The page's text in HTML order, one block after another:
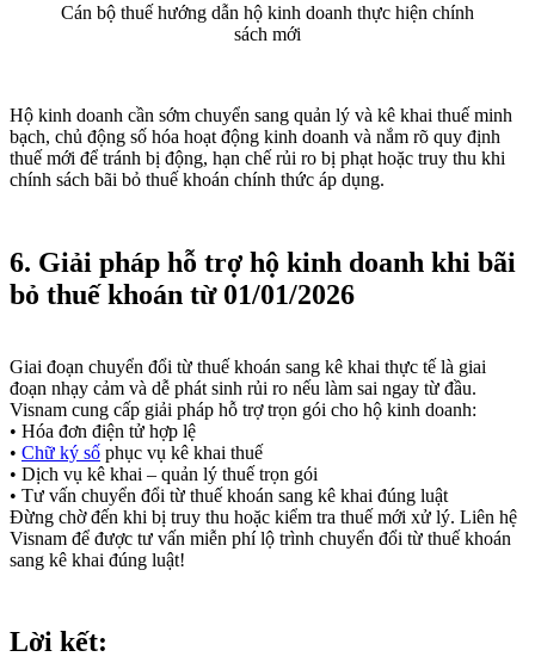
Cán bộ thuế hướng dẫn hộ kinh doanh thực hiện chính
sách mới
Hộ kinh doanh cần sớm chuyển sang quản lý và kê khai thuế minh
bạch, chủ động số hóa hoạt động kinh doanh và nắm rõ quy định
thuế mới để tránh bị động, hạn chế rủi ro bị phạt hoặc truy thu khi
chính sách bãi bỏ thuế khoán chính thức áp dụng.
6. Giải pháp hỗ trợ hộ kinh doanh khi bãi
bỏ thuế khoán từ 01/01/2026
Giai đoạn chuyển đổi từ thuế khoán sang kê khai thực tế là giai
đoạn nhạy cảm và dễ phát sinh rủi ro nếu làm sai ngay từ đầu.
Visnam cung cấp giải pháp hỗ trợ trọn gói cho hộ kinh doanh:
• Hóa đơn điện tử hợp lệ
• Chữ ký số phục vụ kê khai thuế
• Dịch vụ kê khai – quản lý thuế trọn gói
• Tư vấn chuyển đổi từ thuế khoán sang kê khai đúng luật
Đừng chờ đến khi bị truy thu hoặc kiểm tra thuế mới xử lý. Liên hệ
Visnam để được tư vấn miễn phí lộ trình chuyển đổi từ thuế khoán
sang kê khai đúng luật!
Lời kết: